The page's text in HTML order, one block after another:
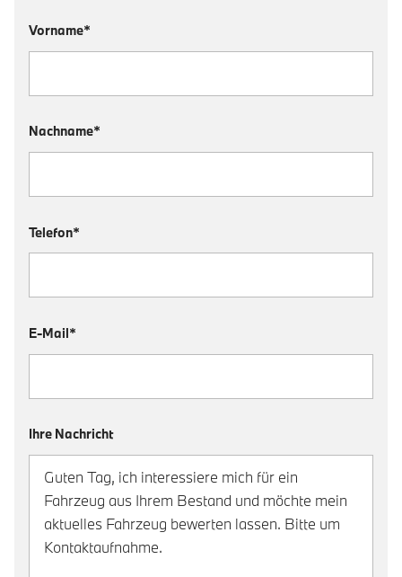
Vorname*
Nachname*
Telefon*
E-Mail*
Ihre Nachricht